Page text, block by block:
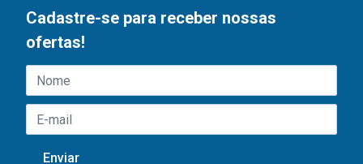
Cadastre-se para receber nossas
ofertas!